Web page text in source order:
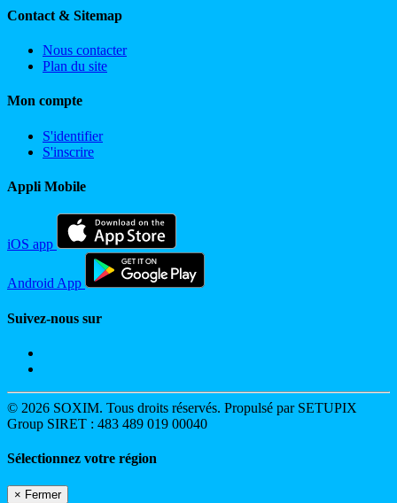
Contact & Sitemap
Nous contacter
Plan du site
Mon compte
S'identifier
S'inscrire
Appli Mobile
iOS app
Android App
Suivez-nous sur
© 2026 SOXIM. Tous droits réservés. Propulsé par SETUPIX
Group SIRET : 483 489 019 00040
Sélectionnez votre région
× Fermer